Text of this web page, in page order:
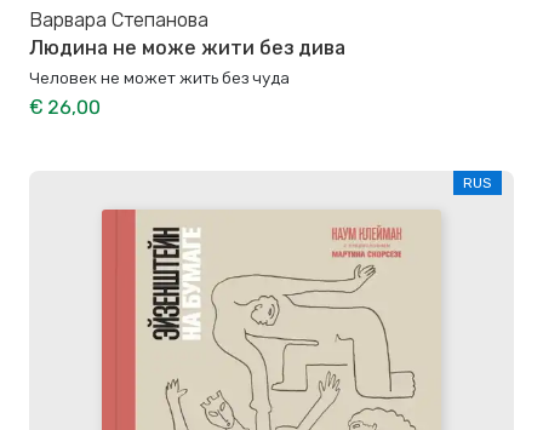
Варвара Степанова
Людина не може жити без дива
Человек не может жить без чуда
€ 26,00
RUS